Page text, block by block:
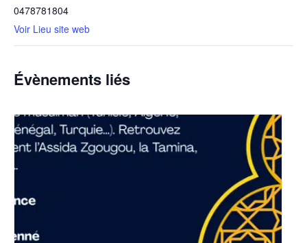
0478781804
Voir Lieu site web
Évènements liés